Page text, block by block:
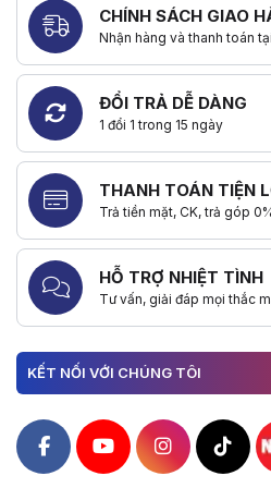
CHÍNH SÁCH GIAO
Nhận hàng và thanh toán
ĐỔI TRẢ DỄ DÀNG
1 đổi 1 trong 15 ngày
THANH TOÁN TIỆN
Trả tiền mặt, CK, trả góp
HỖ TRỢ NHIỆT TÌNH
Tư vấn, giải đáp mọi thắc
KẾT NỐI VỚI CHÚNG TÔI
Hacom Facebook
Hacom YouTube
Hacom